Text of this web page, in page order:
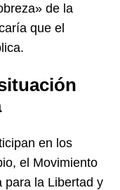
de la
que el
en los
el Movimiento
para la Libertad y